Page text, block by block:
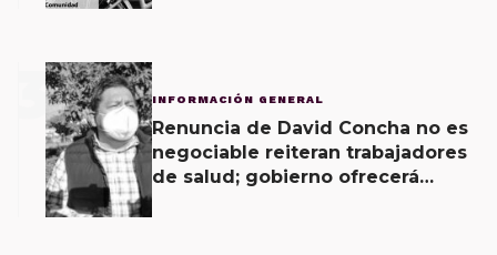
3 INFORMACIÓN GENERAL
Renuncia de David Concha no es
negociable reiteran trabajadores
de salud; gobierno ofrecerá